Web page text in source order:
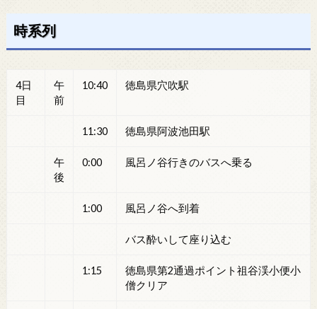
時系列
4日
目
午
前
10:40 徳島県穴吹駅
11:30 徳島県阿波池田駅
午
後
0:00 風呂ノ谷行きのバスへ乗る
1:00 風呂ノ谷へ到着
バス酔いして座り込む
1:15
徳島県第2通過ポイント祖谷渓小便小
僧クリア